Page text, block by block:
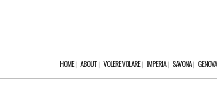
HOME ABOUT VOLERE VOLARE IMPERIA SAVONA GENOVA